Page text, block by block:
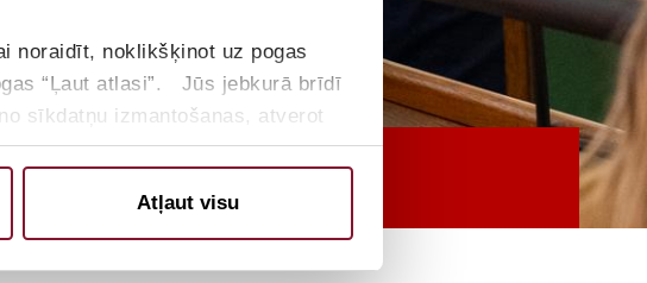
noraidīt, noklikšķinot uz pogas
“Ļaut atlasi”. Jūs jebkurā brīdī
sīkdatņu izmantošanas, atverot
“Par”. Atļaut visu
275
BALSIS